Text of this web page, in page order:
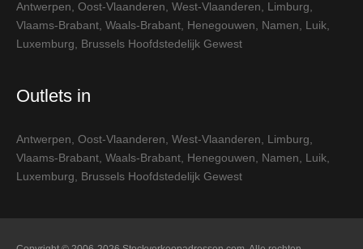
Antwerpen, Oost-Vlaanderen, West-Vlaanderen, Limburg,
Vlaams-Brabant, Waals-Brabant, Henegouwen, Namen, Luik,
Luxemburg, Brussels Hoofdstedelijk Gewest
Outlets in
Antwerpen, Oost-Vlaanderen, West-Vlaanderen, Limburg,
Vlaams-Brabant, Waals-Brabant, Henegouwen, Namen, Luik,
Luxemburg, Brussels Hoofdstedelijk Gewest